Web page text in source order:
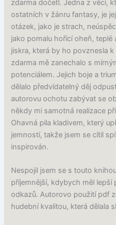
zdarma dočetl. Jedna z věcí,
ostatních v žánru fantasy, je
otázek, jako je strach,
jako pomalu hořící oheň,
jiskra, která by ho povznesla
zdarma mě zanechalo s
potenciálem. Jejich boje a
dělalo předvídatelný děj
autorovu ochotu zabývat se
někdy mi samotná realizace
Ohavná pila kladivem, který
jemností, takže jsem se cítil
inspirován.
Nespojil jsem se s touto
příjemnější, kdybych měl
odkazů. Autorovo použití pdf
hudební kvalitou, která dělala